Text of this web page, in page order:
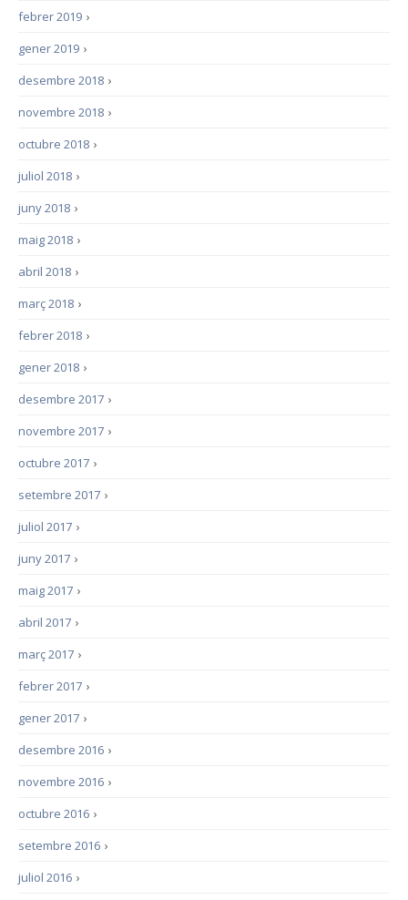
›
febrer 2019
›
gener 2019
›
desembre 2018
›
novembre 2018
›
octubre 2018
›
juliol 2018
›
juny 2018
›
maig 2018
›
abril 2018
›
març 2018
›
febrer 2018
›
gener 2018
›
desembre 2017
›
novembre 2017
›
octubre 2017
›
setembre 2017
›
juliol 2017
›
juny 2017
›
maig 2017
›
abril 2017
›
març 2017
›
febrer 2017
›
gener 2017
›
desembre 2016
›
novembre 2016
›
octubre 2016
›
setembre 2016
›
juliol 2016